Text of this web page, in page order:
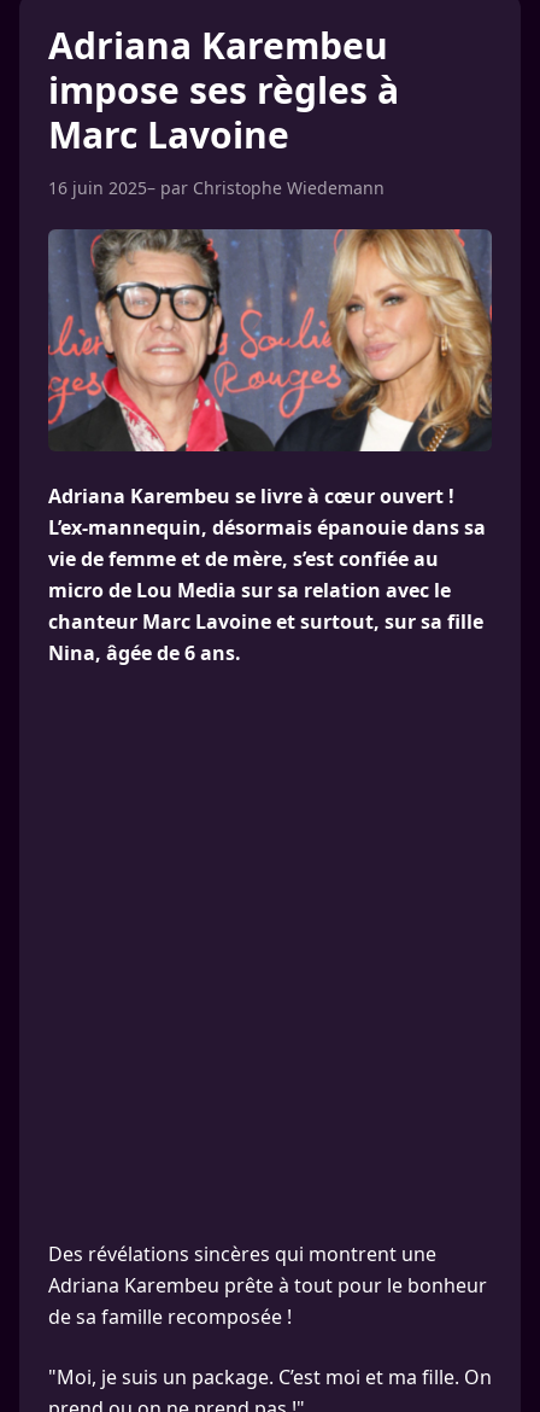
Adriana Karembeu
impose ses règles à
Marc Lavoine
16 juin 2025– par Christophe Wiedemann
Adriana Karembeu se livre à cœur ouvert !
L’ex-mannequin, désormais épanouie dans sa
vie de femme et de mère, s’est confiée au
micro de Lou Media sur sa relation avec le
chanteur Marc Lavoine et surtout, sur sa fille
Nina, âgée de 6 ans.
Des révélations sincères qui montrent une
Adriana Karembeu prête à tout pour le bonheur
de sa famille recomposée !
"Moi, je suis un package. C’est moi et ma fille. On